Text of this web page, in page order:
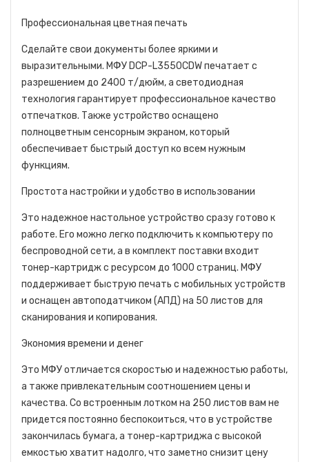
Профессиональная цветная печать
Сделайте свои документы более яркими и
выразительными. МФУ DCP-L3550CDW печатает с
разрешением до 2400 т/дюйм, а светодиодная
технология гарантирует профессиональное качество
отпечатков. Также устройство оснащено
полноцветным сенсорным экраном, который
обеспечивает быстрый доступ ко всем нужным
функциям.
Простота настройки и удобство в использовании
Это надежное настольное устройство сразу готово к
работе. Его можно легко подключить к компьютеру по
беспроводной сети, а в комплект поставки входит
тонер-картридж с ресурсом до 1000 страниц. МФУ
поддерживает быструю печать с мобильных устройств
и оснащен автоподатчиком (АПД) на 50 листов для
сканирования и копирования.
Экономия времени и денег
Это МФУ отличается скоростью и надежностью работы,
а также привлекательным соотношением цены и
качества. Со встроенным лотком на 250 листов вам не
придется постоянно беспокоиться, что в устройстве
закончилась бумага, а тонер-картриджа с высокой
емкостью хватит надолго, что заметно снизит цену